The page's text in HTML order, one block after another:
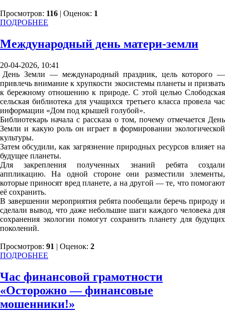
Просмотров: 116 | Оценок: 1
ПОДРОБНЕЕ
Международный день матери-земли
20-04-2026, 10:41
День Земли — международный праздник, цель которого —
привлечь внимание к хрупкости экосистемы планеты и призвать
к бережному отношению к природе. С этой целью Слободская
сельская библиотека для учащихся третьего класса провела час
информации «Дом под крышей голубой».
Библиотекарь начала с рассказа о том, почему отмечается День
Земли и какую роль он играет в формировании экологической
культуры.
Затем обсудили, как загрязнение природных ресурсов влияет на
будущее планеты.
Для закрепления полученных знаний ребята создали
аппликацию. На одной стороне они разместили элементы,
которые приносят вред планете, а на другой — те, что помогают
её сохранить.
В завершении мероприятия ребята пообещали беречь природу и
сделали вывод, что даже небольшие шаги каждого человека для
сохранения экологии помогут сохранить планету для будущих
поколений.
Просмотров: 91 | Оценок: 2
ПОДРОБНЕЕ
Час финансовой грамотности
«Осторожно — финансовые
мошенники!»